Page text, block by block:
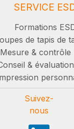
SERVICE
Formations
de tapis de
Mesure & contrôle
&
Suivez-
nous